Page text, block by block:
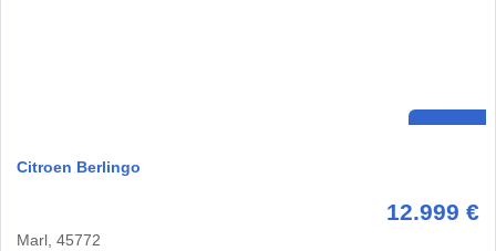
Citroen Berlingo
12.999 €
Marl, 45772